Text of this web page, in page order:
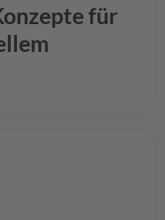
für